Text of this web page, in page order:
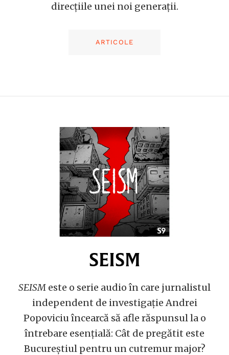
direcțiile unei noi generații.
ARTICOLE
SEISM
SEISM este o serie audio în care jurnalistul
independent de investigație Andrei
Popoviciu încearcă să afle răspunsul la o
întrebare esențială: Cât de pregătit este
Bucureștiul pentru un cutremur major?